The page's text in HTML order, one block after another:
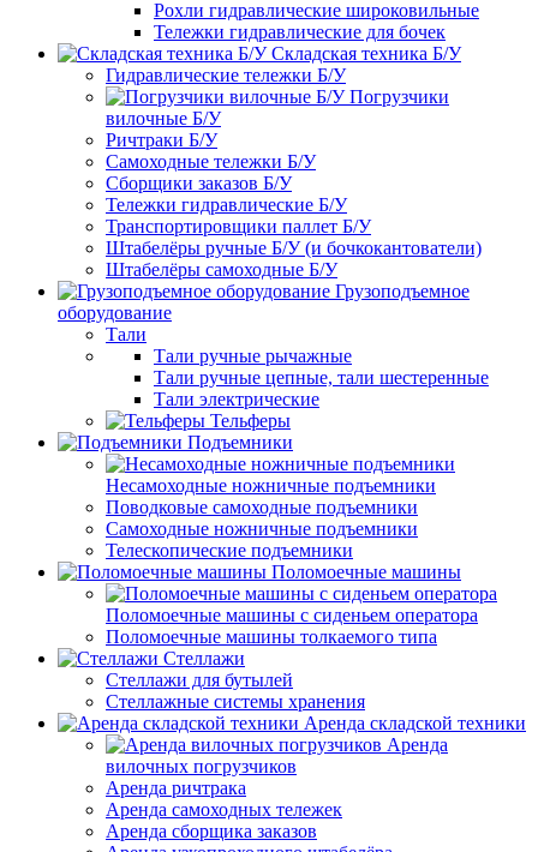
Рохли гидравлические широковильные
Тележки гидравлические для бочек
Складская техника Б/У
Гидравлические тележки Б/У
Погрузчики
вилочные Б/У
Ричтраки Б/У
Самоходные тележки Б/У
Сборщики заказов Б/У
Тележки гидравлические Б/У
Транспортировщики паллет Б/У
Штабелёры ручные Б/У (и бочкокантователи)
Штабелёры самоходные Б/У
Грузоподъемное
оборудование
Тали
Тали ручные рычажные
Тали ручные цепные, тали шестеренные
Тали электрические
Тельферы
Подъемники
Несамоходные ножничные подъемники
Поводковые самоходные подъемники
Самоходные ножничные подъемники
Телескопические подъемники
Поломоечные машины
Поломоечные машины с сиденьем оператора
Поломоечные машины толкаемого типа
Стеллажи
Стеллажи для бутылей
Стеллажные системы хранения
Аренда складской техники
Аренда
вилочных погрузчиков
Аренда ричтрака
Аренда самоходных тележек
Аренда сборщика заказов